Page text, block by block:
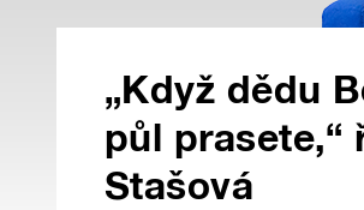
„Když dědu
půl prasete,“
Stašová